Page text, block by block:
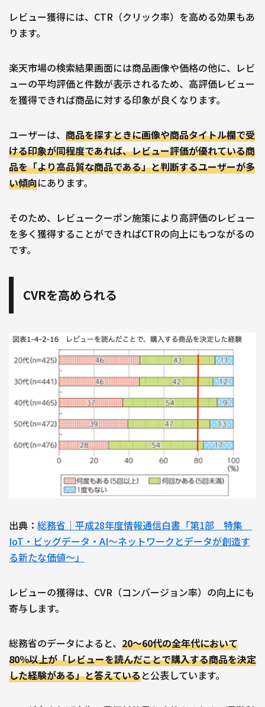
レビュー獲得には、CTR（クリック率）を高める効果もあ
ります。
楽天市場の検索結果画面には商品画像や価格の他に、レビ
ューの平均評価と件数が表示されるため、高評価レビュー
を獲得できれば商品に対する印象が良くなります。
ユーザーは、 商品を探すときに画像や商品タイトル欄で受
ける印象が同程度であれば、レビュー評価が優れている商
品を「より高品質な商品である」と判断するユーザーが多
い傾向にあります。
そのため、レビュークーポン施策により高評価のレビュー
を多く獲得することができればCTRの向上にもつながるの
です。
CVRを高められる
出典： 総務省｜平成28年度情報通信白書「第1部 特集
IoT・ビッグデータ・AI～ネットワークとデータが創造す
る新たな価値～」
レビューの獲得は、CVR（コンバージョン率）の向上にも
寄与します。
総務省のデータによると、 20〜60代の全年代において
80％以上が「レビューを読んだことで購入する商品を決定
した経験がある」と答えていると公表しています。